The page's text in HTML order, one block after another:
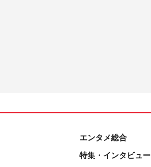
エンタメ総合
特集・インタビュー